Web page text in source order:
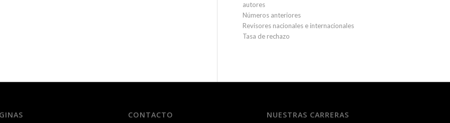
autores
Números anteriores
Revisores nacionales e internacionales
Tasa de rechazo
CONTACTO NUESTRAS CARRERAS